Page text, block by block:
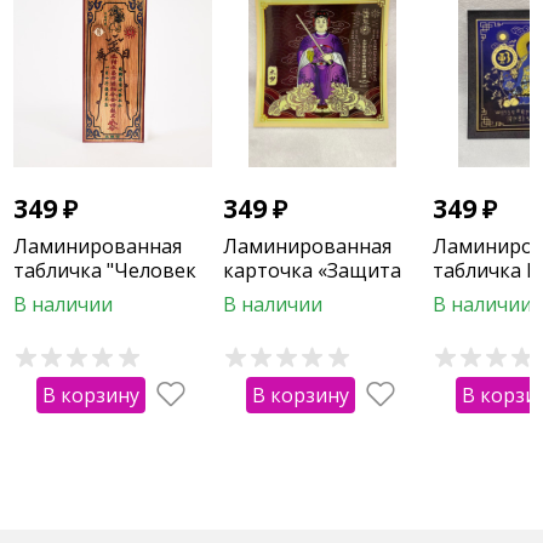
349₽
Ламинированная
табличка "Человек
на вершине горы"
В наличии
В корзину
349₽
Ламинированная
карточка «Защита
от Тай Суй»
В наличии
В корзину
349₽
табличка
Медицины
В наличии
В